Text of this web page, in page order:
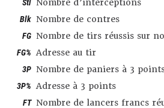
Nombre d’interceptions
Blk Nombre de contres
FG Nombre de tirs réussis sur
FG% Adresse au tir
3P Nombre de paniers à 3
3P% Adresse à 3 points
FT Nombre de lancers francs